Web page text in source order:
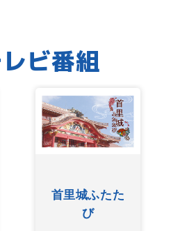
ビ番組
友近ありんく
りんのい～あ
んべぇ